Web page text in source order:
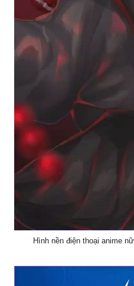
Hình nền điện thoại anime